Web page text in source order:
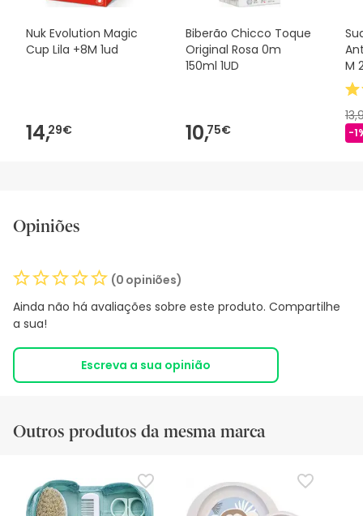
Nuk Evolution Magic
Cup Lila +8M 1ud
14,29€
Biberão Chicco Toque
Original Rosa 0m
150ml 1UD
10,75€
M
-
Opiniões
(0 opiniões)
Ainda não há avaliações sobre este produto. Compartilhe
a sua!
Escreva a sua opinião
Outros produtos da mesma marca